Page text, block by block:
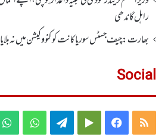
راہل گاندھی
بھارت: چیف جسٹس سوریا کانت کو کنووکیشن میں نہ
Social
RSS
Facebook
Google
Telegram